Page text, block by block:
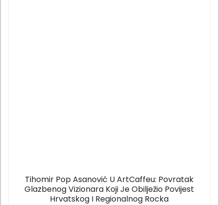
Tihomir Pop Asanović U ArtCaffeu: Povratak
Glazbenog Vizionara Koji Je Obilježio Povijest
Hrvatskog I Regionalnog Rocka